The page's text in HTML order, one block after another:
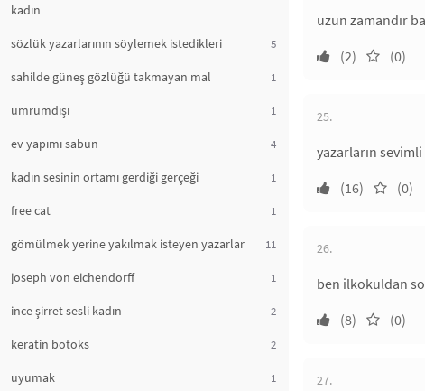
kadın
sözlük yazarlarının söylemek istedikleri 5
sahilde güneş gözlüğü takmayan mal 1
umrumdışı 1
ev yapımı sabun 4
kadın sesinin ortamı gerdiği gerçeği 1
free cat 1
gömülmek yerine yakılmak isteyen yazarlar 11
joseph von eichendorff 1
ince şirret sesli kadın 2
keratin botoks 2
uyumak 1
uzun zamandır
(2)
(0)
25.
yazarların sevimli
(16)
(0)
26.
ben ilkokuldan
(8)
(0)
27.